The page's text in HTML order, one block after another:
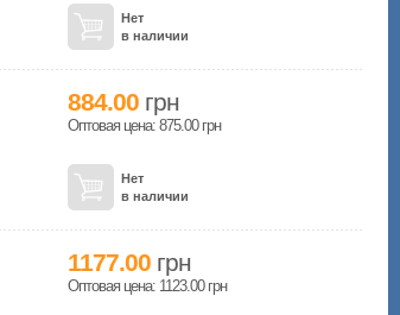
Нет
в наличии
884.00 грн
Оптовая цена: 875.00 грн
Нет
в наличии
1177.00 грн
Оптовая цена: 1123.00 грн